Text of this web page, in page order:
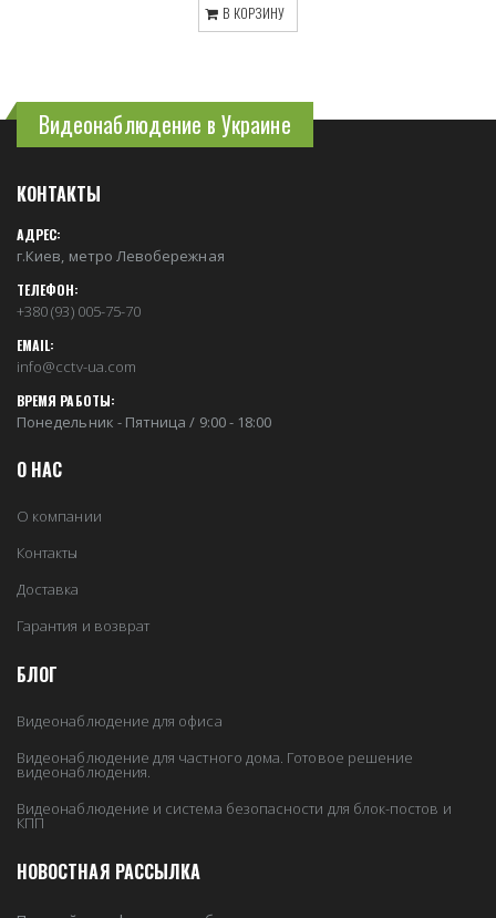
В КОРЗИНУ
Видеонаблюдение в Украине
КОНТАКТЫ
АДРЕС:
г.Киев, метро Левобережная
ТЕЛЕФОН:
+380 (93) 005-75-70
EMAIL:
info@cctv-ua.com
ВРЕМЯ РАБОТЫ:
Понедельник - Пятница / 9:00 - 18:00
О НАС
О компании
Контакты
Доставка
Гарантия и возврат
БЛОГ
Видеонаблюдение для офиса
Видеонаблюдение для частного дома. Готовое решение
видеонаблюдения.
Видеонаблюдение и система безопасности для блок-постов и
КПП
НОВОСТНАЯ РАССЫЛКА